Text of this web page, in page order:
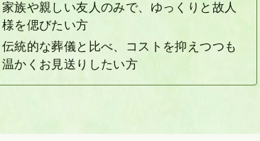
家族や親しい友人のみで、ゆっくりと故人
様を偲びたい方
伝統的な葬儀と比べ、コストを抑えつつも
温かくお見送りしたい方